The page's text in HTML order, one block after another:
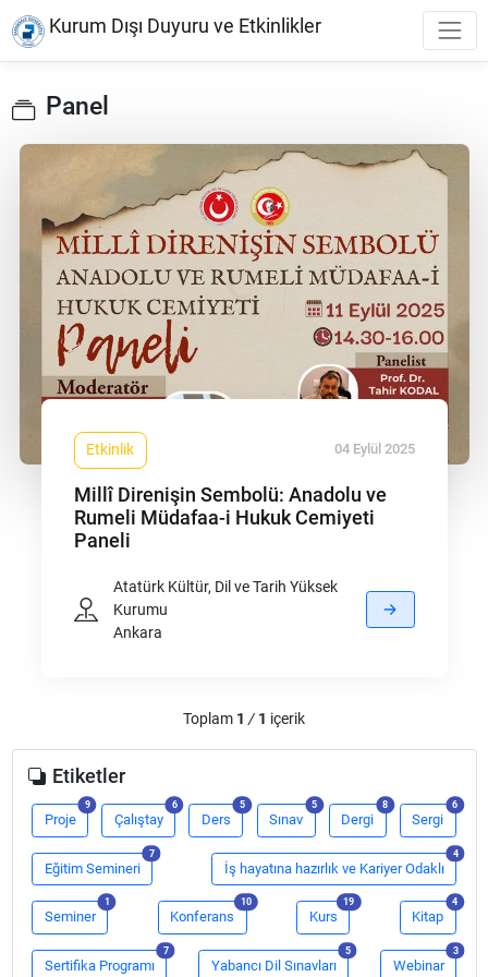
Kurum Dışı Duyuru ve Etkinlikler
Panel
Etkinlik 04 Eylül 2025
Millî Direnişin Sembolü: Anadolu ve
Rumeli Müdafaa-i Hukuk Cemiyeti
Paneli
Atatürk Kültür, Dil ve Tarih Yüksek
Kurumu
Ankara
Toplam 1 / 1 içerik
Etiketler
Proje
9adet
Çalıştay
6adet
Ders
5adet
Sınav
5adet
Dergi
8adet
Sergi
6adet
Eğitim Semineri
7adet
İş hayatına hazırlık ve Kariyer Odaklı
4adet
Seminer
1adet
Konferans
10adet
Kurs
19adet
Kitap
4adet
Sertifika Programı
7adet
Yabancı Dil Sınavları
5adet
Webinar
3adet